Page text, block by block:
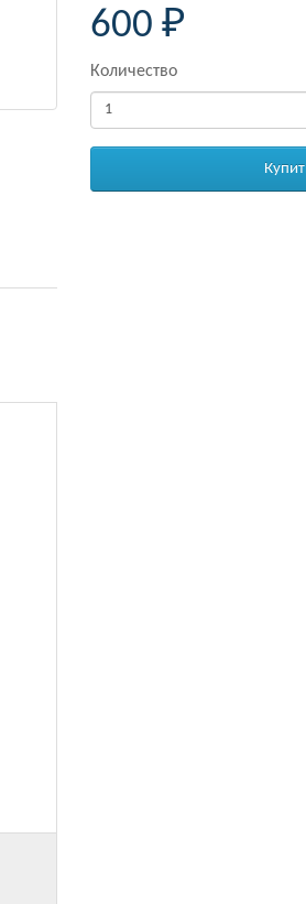
600 ₽
Количество